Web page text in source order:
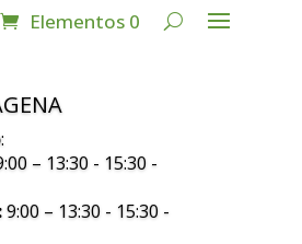
Elementos 0
:
– 13:30 - 15:30 -
9:00 – 13:30 - 15:30 -